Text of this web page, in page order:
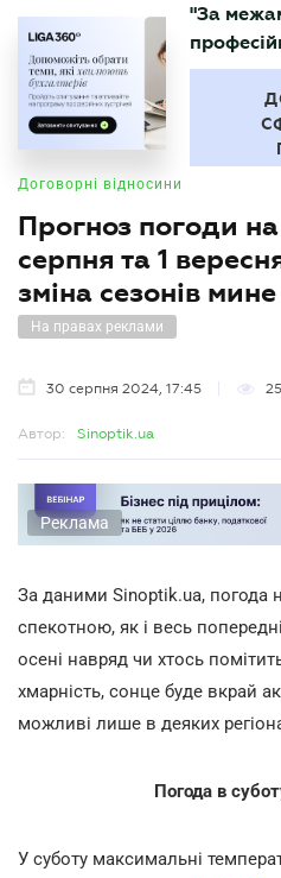
БУХГАЛТЕР
"За
Договорні відносини
Прогноз погоди на
серпня та 1
зміна сезонів
На правах реклами
30 серпня 2024, 17:45
Автор: Sinoptik.ua
Реклама
За даними Sinoptik.ua, погода
спекотною, як і весь
осені навряд чи хтось
хмарність, сонце буде вкрай
можливі лише в деяких
Погода в
У суботу максимальні